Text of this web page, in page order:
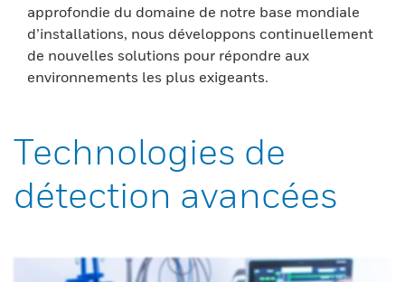
approfondie du domaine de notre base mondiale
d’installations, nous développons continuellement
de nouvelles solutions pour répondre aux
environnements les plus exigeants.
Technologies de
détection avancées